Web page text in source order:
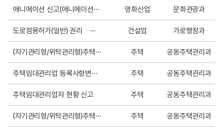
애니메이션 신고(애니메이션제작업, 애니메이션수출입업,애니메이션배급업) 영화산업 문화관광과
도로점용허가(일반) 권리ㆍ의무의 승계 신고 건설업 가로행정과
(자기관리형/위탁관리형)주택임대관리업 말소 신고서 주택 공동주택관리과
주택임대관리업 등록사항변경신고 주택 공동주택관리과
주택임대관리업자 현황 신고 주택 공동주택관리과
(자기관리형/위탁관리형)주택임대관리업 등록신청서 주택 공동주택관리과